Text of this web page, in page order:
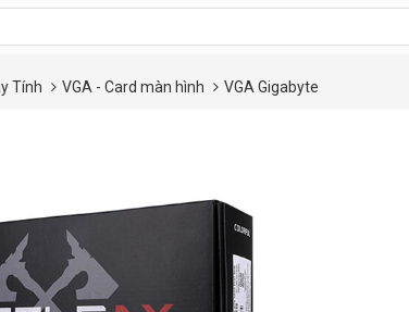
Tính VGA - Card màn hình VGA Gigabyte